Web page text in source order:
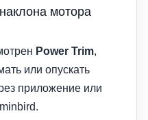
мотора
Power Trim,
или опускать
приложение или